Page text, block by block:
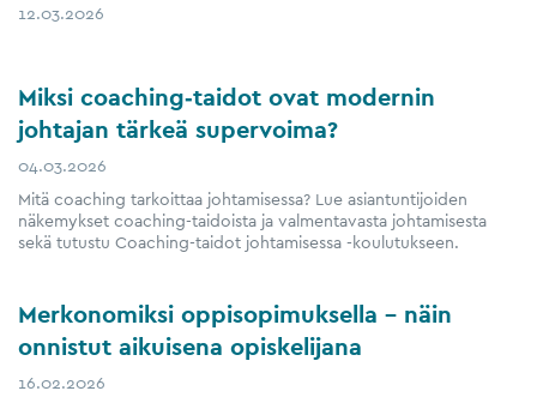
12.03.2026
Miksi coaching‑taidot ovat modernin
johtajan tärkeä supervoima?
04.03.2026
Mitä coaching tarkoittaa johtamisessa? Lue asiantuntijoiden
näkemykset coaching-taidoista ja valmentavasta johtamisesta
sekä tutustu Coaching-taidot johtamisessa -koulutukseen.
Merkonomiksi oppisopimuksella – näin
onnistut aikuisena opiskelijana
16.02.2026